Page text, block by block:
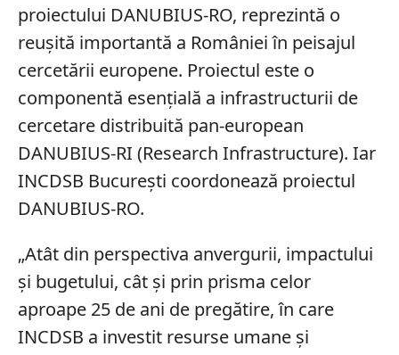
proiectului DANUBIUS-RO, reprezintă o
reușită importantă a României în peisajul
cercetării europene. Proiectul este o
componentă esențială a infrastructurii de
cercetare distribuită pan-european
DANUBIUS-RI (Research Infrastructure). Iar
INCDSB București coordonează proiectul
DANUBIUS-RO.
„Atât din perspectiva anvergurii, impactului
și bugetului, cât și prin prisma celor
aproape 25 de ani de pregătire, în care
INCDSB a investit resurse umane și